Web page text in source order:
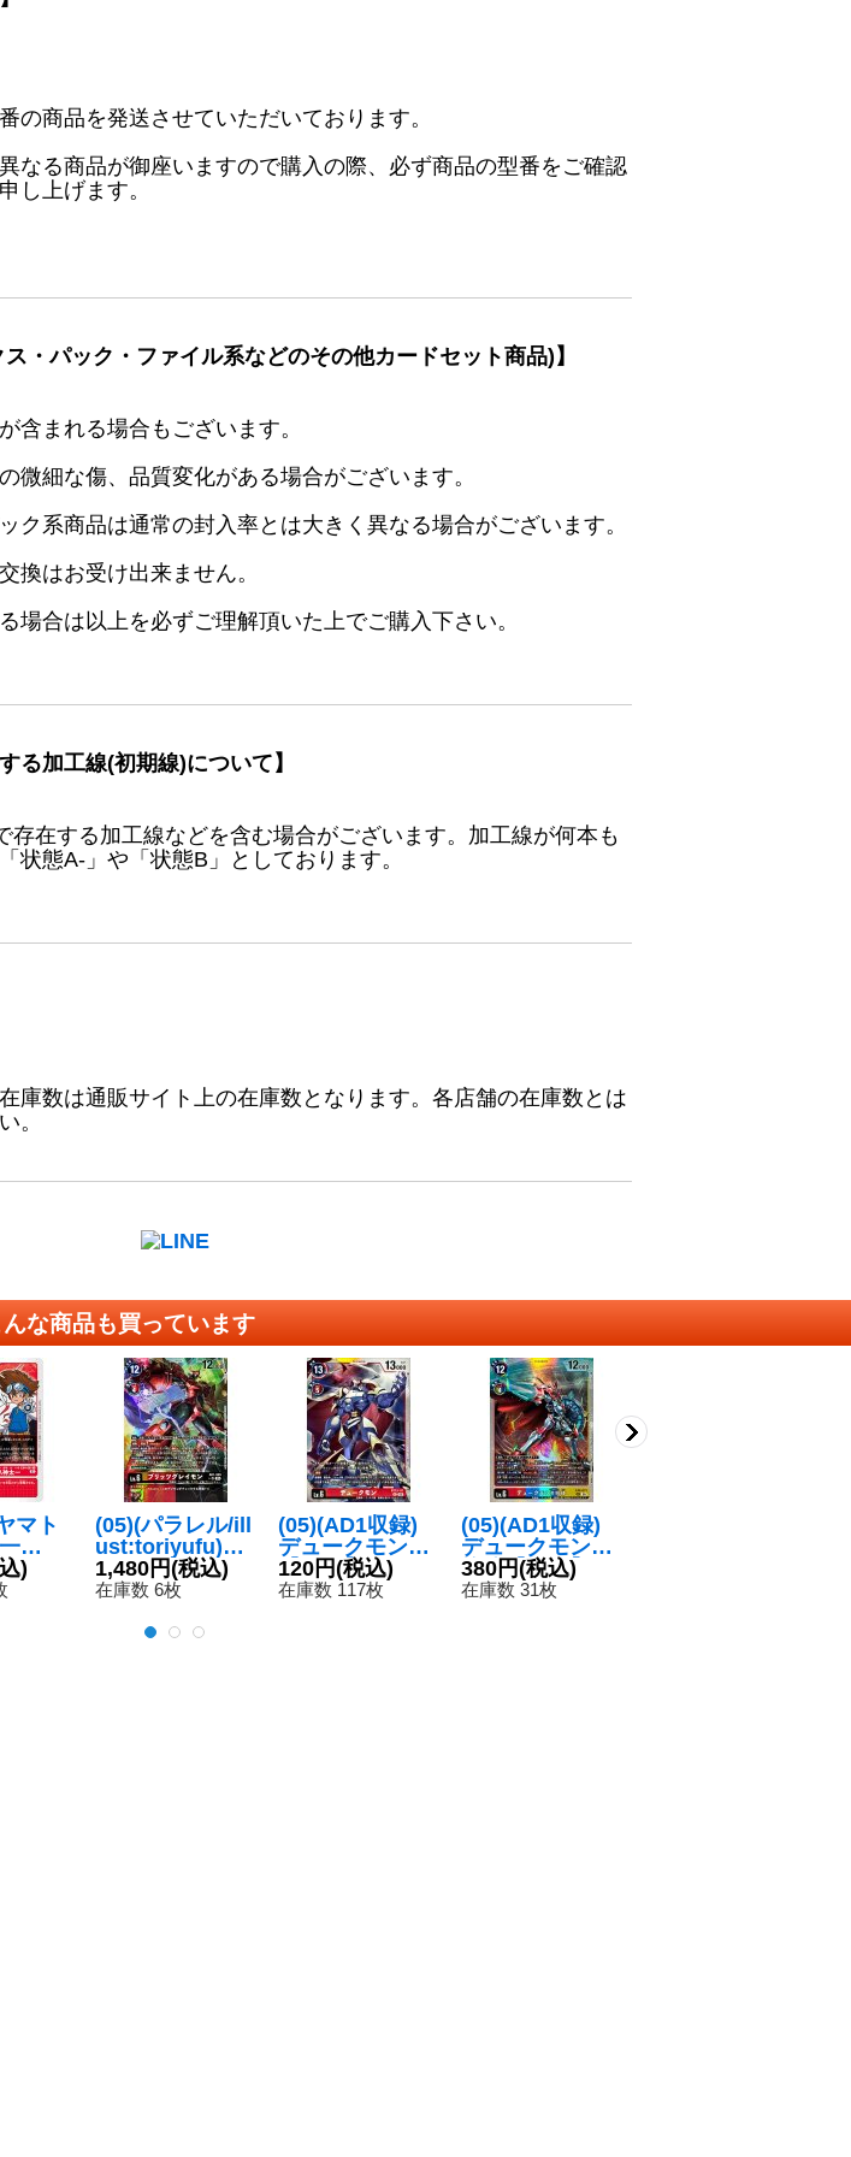
の商品を発送させていただいております。
なる商品が御座いますので購入の際、必ず商品の型番をご確認
し上げます。
・パック・ファイル系などのその他カードセット商品)】
含まれる場合もございます。
微細な傷、品質変化がある場合がございます。
ク系商品は通常の封入率とは大きく異なる場合がございます。
換はお受け出来ません。
場合は以上を必ずご理解頂いた上でご購入下さい。
る加工線(初期線)について】
存在する加工線などを含む場合がございます。加工線が何本も
状態A-」や「状態B」としております。
庫数は通販サイト上の在庫数となります。各店舗の在庫数とは
。
な商品も買っています
マト
06
)
(05)(パラレル/ill
ust:toriyufu)ブ
リッツグレイモ
ン【SR-P】{AD
1,480円(税込)
在庫数 6枚
(05)(AD1収録)
デュークモン
【SEC】{BT13-
111}《赤》
120円(税込)
在庫数 117枚
(05)(AD1収録)
デュークモンX
抗体【SEC】{E
X8-073}《多》
380円(税込)
在庫数 31枚